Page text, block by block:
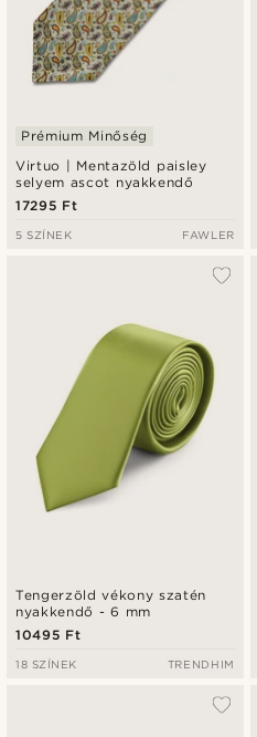
Virtuo | Mentazöld paisley
selyem ascot nyakkendő
Prémium Minőség
17295 Ft
5 SZÍNEK FAWLER
Tengerzöld vékony szatén
nyakkendő - 6 mm
10495 Ft
18 SZÍNEK TRENDHIM